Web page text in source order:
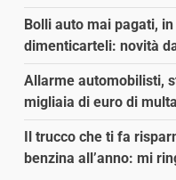
Bolli auto mai pagati,
dimenticarteli: novità
Allarme automobilisti,
migliaia di euro di
Il trucco che ti fa
benzina all’anno: mi